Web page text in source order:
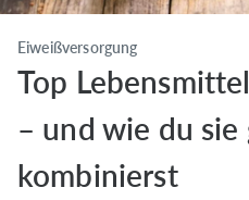
Eiweißversorgung
Top
– und wie du sie
kombinierst